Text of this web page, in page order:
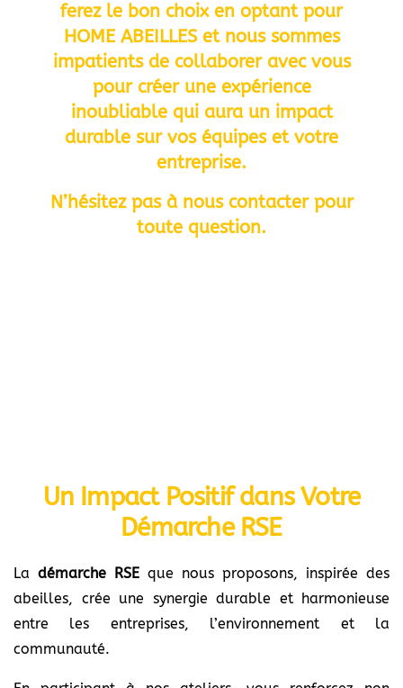
ferez le bon choix en optant pour
HOME ABEILLESet nous sommes
impatients de collaborer avec vous
pour créer une expérience
inoubliable qui aura un impact
durable sur vos équipes et votre
entreprise.
N’hésitez pas à nous contacter pour
toute question.
Un Impact Positif dans Votre
Démarche RSE
La démarche RSE que nous proposons, inspirée des
abeilles, crée une synergie durable et harmonieuse
entre les entreprises, l’environnement et la
communauté.